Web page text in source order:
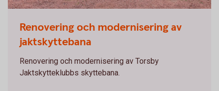
Renovering och modernisering av
jaktskyttebana
Renovering och modernisering av Torsby
Jaktskytteklubbs skyttebana.